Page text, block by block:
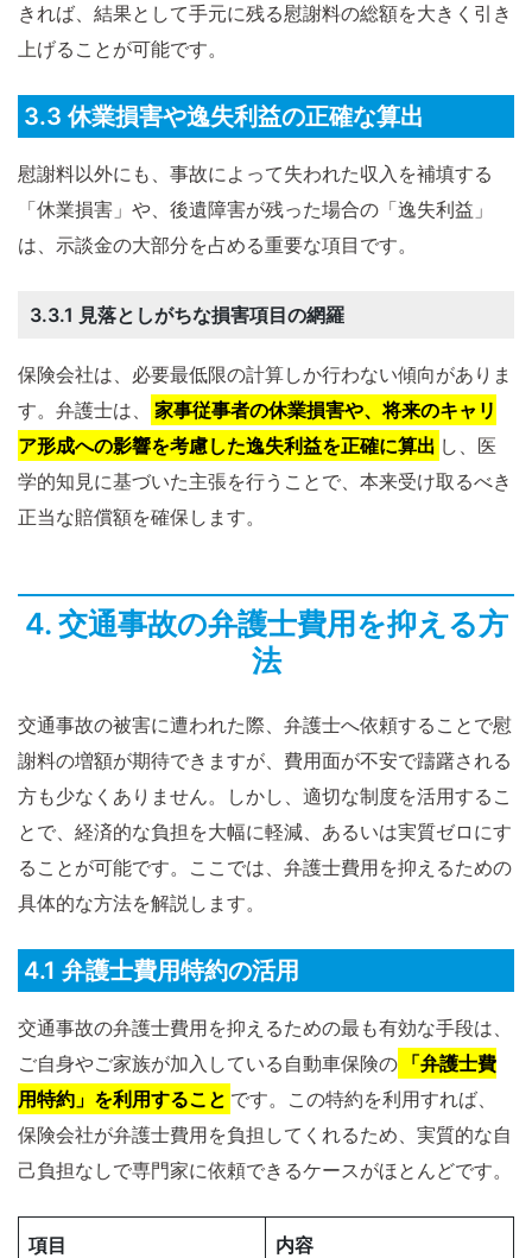
きれば、結果として手元に残る慰謝料の総額を大きく引き
上げることが可能です。
3.3 休業損害や逸失利益の正確な算出
慰謝料以外にも、事故によって失われた収入を補填する
「休業損害」や、後遺障害が残った場合の「逸失利益」
は、示談金の大部分を占める重要な項目です。
3.3.1 見落としがちな損害項目の網羅
保険会社は、必要最低限の計算しか行わない傾向がありま
す。弁護士は、
家事従事者の休業損害や、将来のキャリ
ア形成への影響を考慮した逸失利益を正確に算出 し、医
学的知見に基づいた主張を行うことで、本来受け取るべき
正当な賠償額を確保します。
4. 交通事故の弁護士費用を抑える方
法
交通事故の被害に遭われた際、弁護士へ依頼することで慰
謝料の増額が期待できますが、費用面が不安で躊躇される
方も少なくありません。しかし、適切な制度を活用するこ
とで、経済的な負担を大幅に軽減、あるいは実質ゼロにす
ることが可能です。ここでは、弁護士費用を抑えるための
具体的な方法を解説します。
4.1 弁護士費用特約の活用
交通事故の弁護士費用を抑えるための最も有効な手段は、
ご自身やご家族が加入している自動車保険の 「弁護士費
用特約」を利用すること です。この特約を利用すれば、
保険会社が弁護士費用を負担してくれるため、実質的な自
己負担なしで専門家に依頼できるケースがほとんどです。
項目 内容